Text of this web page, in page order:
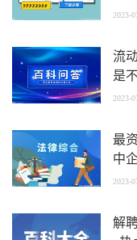
2023-
流
是
2023-
最
中
2023-
解